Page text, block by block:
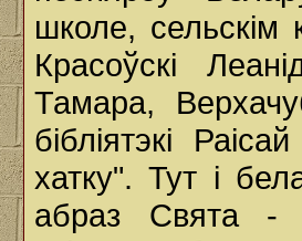
школе, сельскім
Красоўскі
Тамара,
бібліятэкі
хатку". Тут і
абраз Свята -